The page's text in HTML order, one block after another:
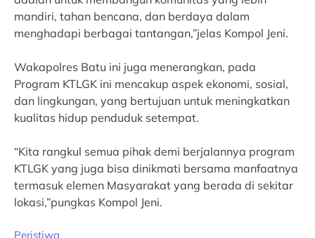
mandiri, tahan bencana, dan berdaya dalam
menghadapi berbagai tantangan,”jelas Kompol Jeni.
Wakapolres Batu ini juga menerangkan, pada
Program KTLGK ini mencakup aspek ekonomi, sosial,
dan lingkungan, yang bertujuan untuk meningkatkan
kualitas hidup penduduk setempat.
“Kita rangkul semua pihak demi berjalannya program
KTLGK yang juga bisa dinikmati bersama manfaatnya
termasuk elemen Masyarakat yang berada di sekitar
lokasi,”pungkas Kompol Jeni.
Peristiwa